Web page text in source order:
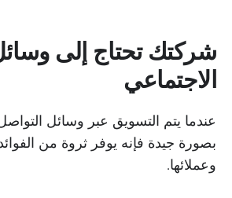
شركتك تحتاج إلى
الاجتماعي
عندما يتم التسويق عبر وسائل
بصورة جيدة فإنه يوفر ثروة من
وعملائها.